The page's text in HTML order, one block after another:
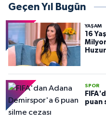
Geçen Yıl Bugün
YAŞAM
16
SPOR
puan